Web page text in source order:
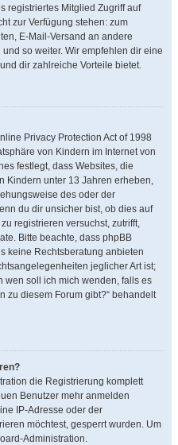
registriertes Mitglied Zugriff auf
zur Verfügung stehen: zum
E-Mail-Versand an andere
so weiter. Wir empfehlen dir eine
dir zahlreiche Vorteile bietet.
Privacy Protection Act of 1998
von Kindern im Internet von
festlegt, dass Websites, die
Kindern unter 13 Jahren erheben,
des oder der
du dir unsicher bist, ob dies auf
registrieren versuchst, zutrifft,
Bitte beachte, dass phpBB
keine Rechtsberatung anbieten
jeglicher Art ist;
wen soll ich mich wenden, falls es
zu diesem Forum gibt?“ behandelt
die Registrierung komplett
Benutzer mehr anmelden
IP-Adresse oder der
möchtest, gesperrt wurden. Um
Administration.